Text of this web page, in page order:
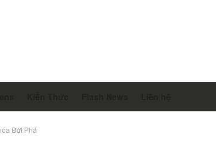
Bứt Phá